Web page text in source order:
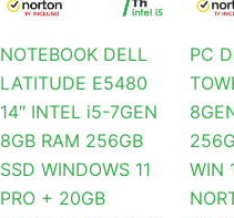
NOTEBOOK DELL
LATITUDE E5480
14″ INTEL i5-7GEN
8GB RAM 256GB
SSD WINDOWS 11
PRO + 20GB
PC
WIN